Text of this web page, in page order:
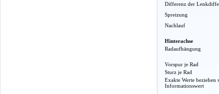
Differenz der
Spreizung
Nachlauf
Hinterachse
Radaufhängung
Vorspur je Rad
Sturz je Rad
Exakte Werte beziehen
Informationswert